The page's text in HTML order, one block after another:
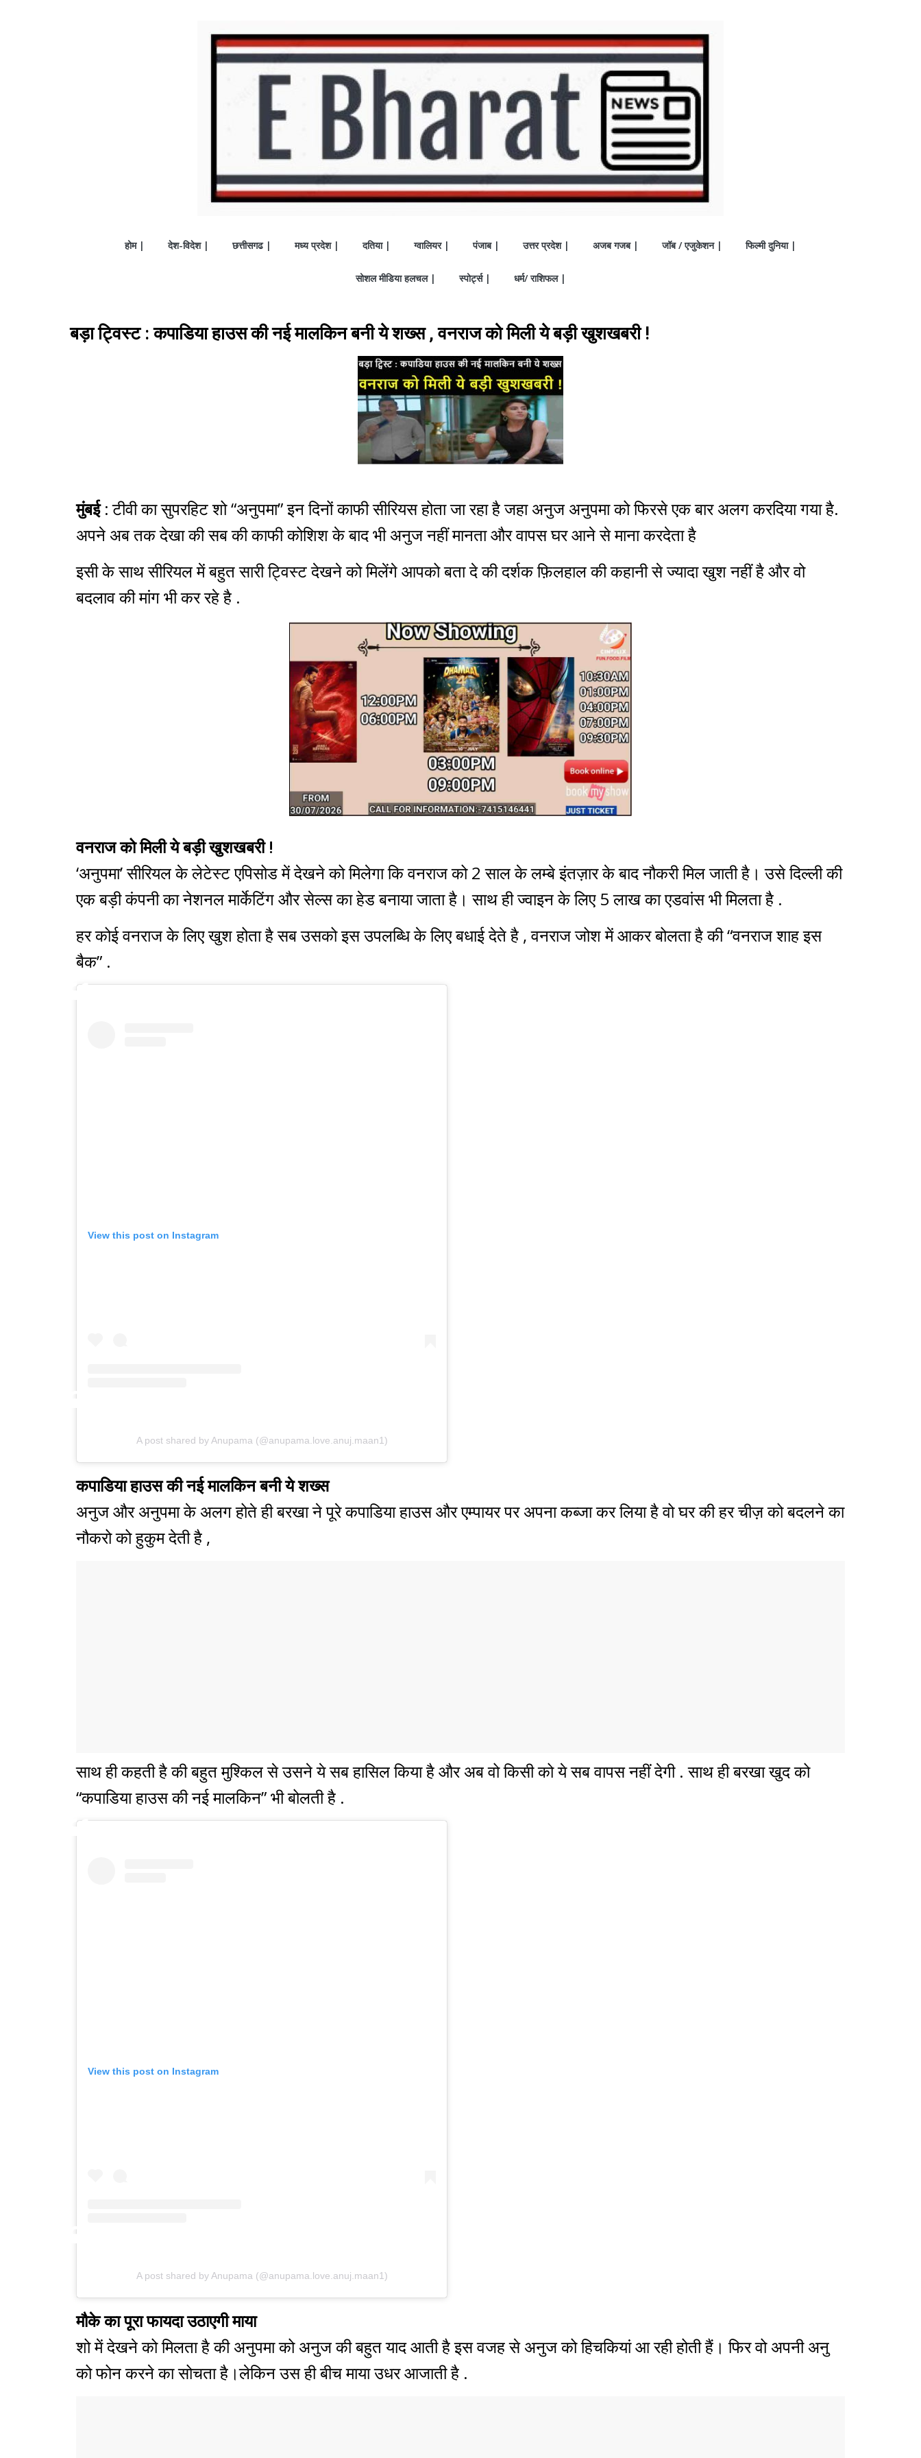
होम | देश-विदेश | छत्तीसगढ | मध्य प्रदेश | दतिया | ग्वालियर | पंजाब | उत्तर प्रदेश | अजब गजब | जॉब / एजुकेशन | फिल्मी दुनिया |
सोशल मीडिया हलचल | स्पोर्ट्स | धर्म/ राशिफल |
बड़ा ट्विस्ट : कपाडिया हाउस की नई मालकिन बनी ये शख्स , वनराज को मिली ये बड़ी खुशखबरी !
मुंबई :टीवी का सुपरहिट शो “अनुपमा” इन दिनों काफी सीरियस होता जा रहा है जहा अनुज अनुपमा को फिरसे एक बार अलग करदिया गया है.
अपने अब तक देखा की सब की काफी कोशिश के बाद भी अनुज नहीं मानता और वापस घर आने से माना करदेता है
इसी के साथ सीरियल में बहुत सारी ट्विस्ट देखने को मिलेंगे आपको बता दे की दर्शक फ़िलहाल की कहानी से ज्यादा खुश नहीं है और वो
बदलाव की मांग भी कर रहे है .
वनराज को मिली ये बड़ी खुशखबरी !
‘अनुपमा’ सीरियल के लेटेस्ट एपिसोड में देखने को मिलेगा कि वनराज को 2 साल के लम्बे इंतज़ार के बाद नौकरी मिल जाती है। उसे दिल्ली की
एक बड़ी कंपनी का नेशनल मार्केटिंग और सेल्स का हेड बनाया जाता है। साथ ही ज्वाइन के लिए 5 लाख का एडवांस भी मिलता है .
हर कोई वनराज के लिए खुश होता है सब उसको इस उपलब्धि के लिए बधाई देते है , वनराज जोश में आकर बोलता है की “वनराज शाह इस
बैक” .
View this post on Instagram
A post shared by Anupama (@anupama.love.anuj.maan1)
कपाडिया हाउस की नई मालकिन बनी ये शख्स
अनुज और अनुपमा के अलग होते ही बरखा ने पूरे कपाडिया हाउस और एम्पायर पर अपना कब्जा कर लिया है वो घर की हर चीज़ को बदलने का
नौकरो को हुकुम देती है ,
साथ ही कहती है की बहुत मुश्किल से उसने ये सब हासिल किया है और अब वो किसी को ये सब वापस नहीं देगी . साथ ही बरखा खुद को
“कपाडिया हाउस की नई मालकिन” भी बोलती है .
View this post on Instagram
A post shared by Anupama (@anupama.love.anuj.maan1)
मौके का पूरा फायदा उठाएगी माया
शो में देखने को मिलता है की अनुपमा को अनुज की बहुत याद आती है इस वजह से अनुज को हिचकियां आ रही होती हैं। फिर वो अपनी अनु
को फोन करने का सोचता है।लेकिन उस ही बीच माया उधर आजाती है .